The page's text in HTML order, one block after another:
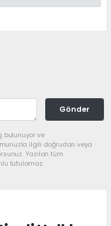
Gönder
bulunuyor ve
ilgili doğrudan veya
Yazılan tüm
tutulamaz.